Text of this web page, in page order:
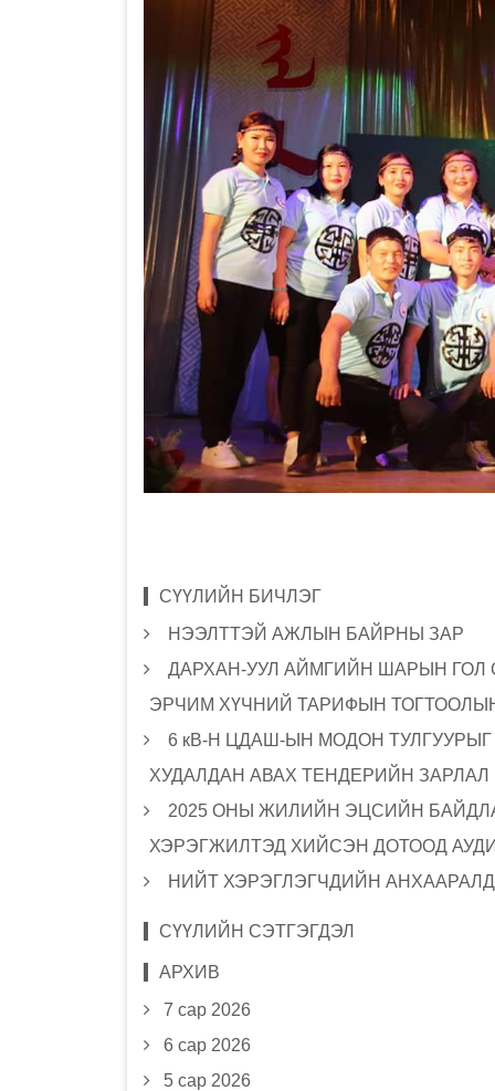
СҮҮЛИЙН БИЧЛЭГ
НЭЭЛТТЭЙ АЖЛЫН БАЙРНЫ ЗАР
ДАРХАН-УУЛ АЙМГИЙН ШАРЫН ГОЛ
ЭРЧИМ ХҮЧНИЙ ТАРИФЫН
6 кВ-Н ЦДАШ-ЫН МОДОН
ХУДАЛДАН АВАХ ТЕНДЕРИЙН ЗАРЛАЛ
2025 ОНЫ ЖИЛИЙН ЭЦСИЙН
ХЭРЭГЖИЛТЭД ХИЙСЭН ДОТООД
НИЙТ ХЭРЭГЛЭГЧДИЙН АНХААРАЛД
СҮҮЛИЙН СЭТГЭГДЭЛ
АРХИВ
7 сар 2026
6 сар 2026
5 сар 2026